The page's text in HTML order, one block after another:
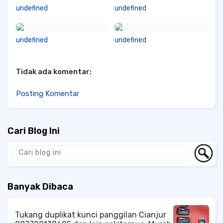
undefined undefined
undefined undefined
Tidak ada komentar:
Posting Komentar
Cari Blog Ini
Banyak Dibaca
Tukang duplikat kunci panggilan Cianjur